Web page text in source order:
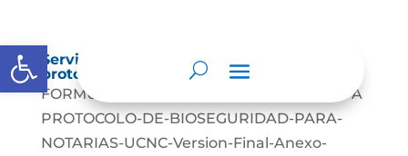
Abrir barra de herramientas
Servicio al público, normas, formularios y
protocolos de atención.
FORMULARIOS NORMATIVIDAD PARTICIPA
PROTOCOLO-DE-BIOSEGURIDAD-PARA-
NOTARIAS-UCNC-Version-Final-Anexo-